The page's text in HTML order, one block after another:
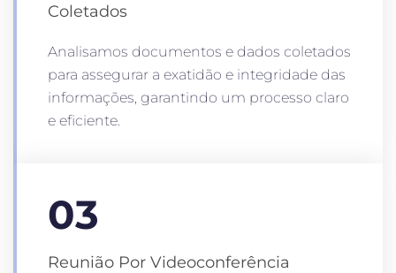
Coletados
Analisamos documentos e dados coletados
para assegurar a exatidão e integridade das
informações, garantindo um processo claro
e eficiente.
03
Reunião Por Videoconferência